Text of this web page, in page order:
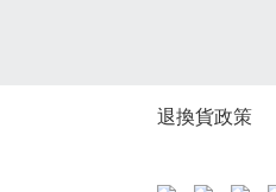
退換貨政策